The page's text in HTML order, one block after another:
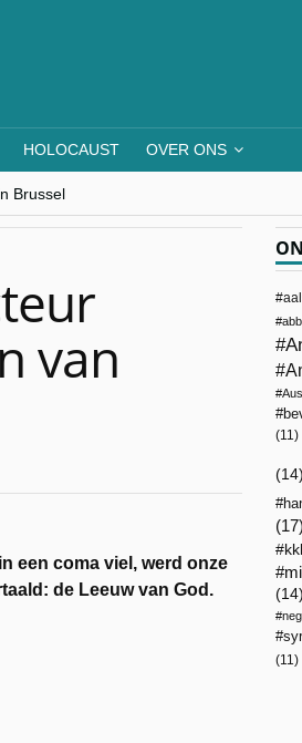
HOLOCAUST OVER ONS
Brussel
Beels (Vooruit)
van
een coma viel, werd onze
de Leeuw van God.
(11)
(14)
(17)
kkl
(14)
(11)